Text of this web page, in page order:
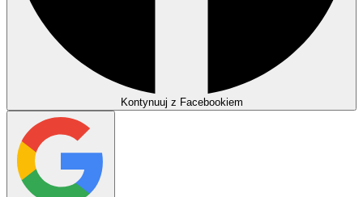
Kontynuuj z Facebookiem